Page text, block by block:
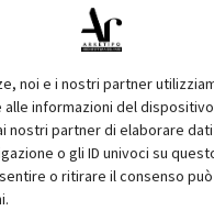
noi e i nostri partner
informazioni del
nostri partner di elaborare
o gli ID univoci su
o ritirare il consenso